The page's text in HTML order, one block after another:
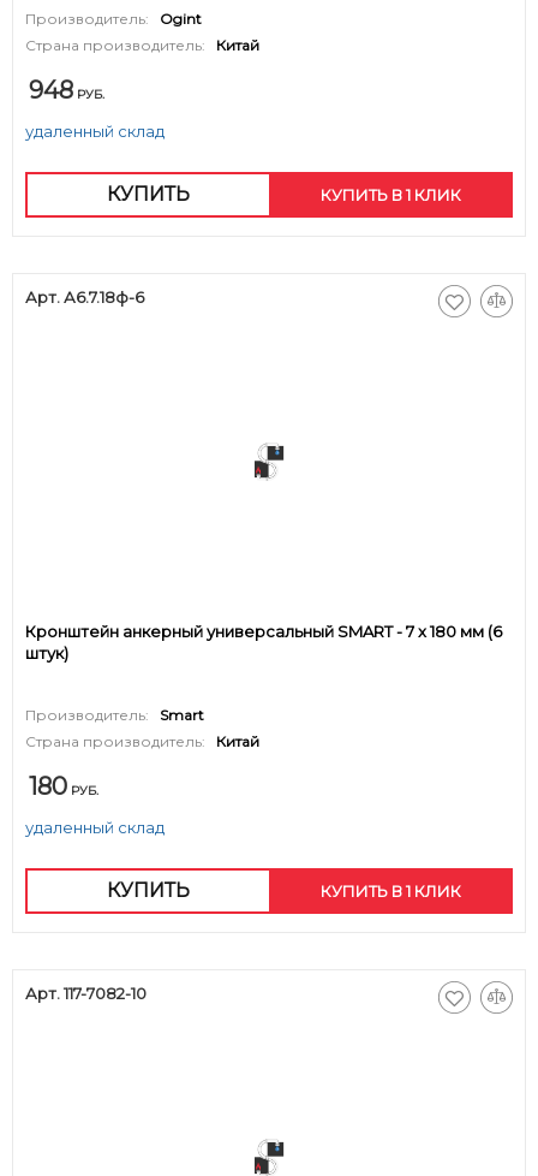
Производитель:
Ogint
Страна производитель:
Китай
948 РУБ.
удаленный склад
КУПИТЬ КУПИТЬ В 1 КЛИК
Арт. А6.7.18ф-6
Кронштейн анкерный универсальный SMART - 7 x 180 мм (6
штук)
Производитель:
Smart
Страна производитель:
Китай
180 РУБ.
удаленный склад
КУПИТЬ КУПИТЬ В 1 КЛИК
Арт. 117-7082-10